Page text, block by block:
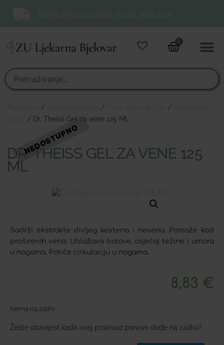
0
/ / /
/ Dr. Theiss Gel za vene 125 ML
DR. THEISS GEL ZA VENE 125
ML
Sadrži ekstrakte divljeg kestena i nevena. Pomaže kod
proširenih vena. Ublažava bolove, osjećaj težine i umora
u nogama. Potiče cirkulaciju u nogama.
8,83 €
Nema na zalihi
Želite obavijest kada ovaj proizvod ponovo dođe na zalihu?